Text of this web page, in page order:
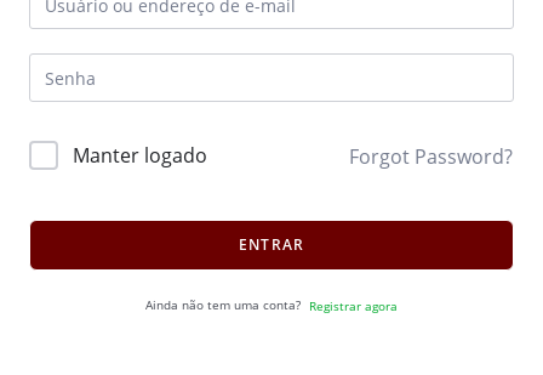
Manter logado Forgot Password?
ENTRAR
Ainda não tem uma conta? Registrar agora